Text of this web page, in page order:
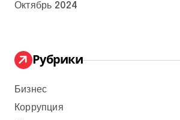
Октябрь 2024
Рубрики
Бизнес
Коррупция